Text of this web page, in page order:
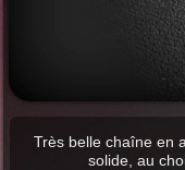
Très belle chaîne en
solide, au